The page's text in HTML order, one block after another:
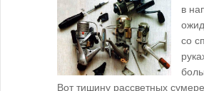
в
со
Вот тишину рассветных